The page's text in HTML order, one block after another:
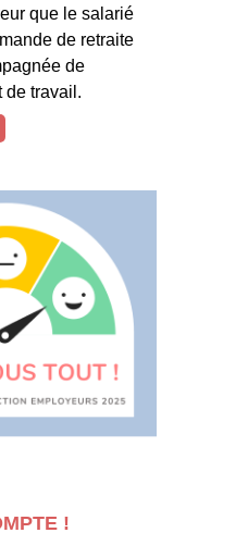
que le salarié
de retraite
de
de travail.
!